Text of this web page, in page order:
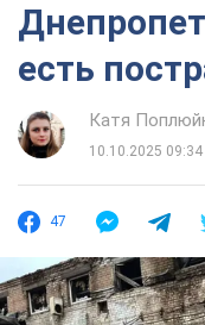
есть
Катя
10.10.2025 09:34
47